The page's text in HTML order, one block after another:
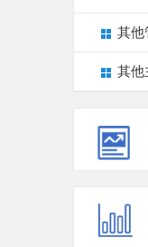
其他
其他